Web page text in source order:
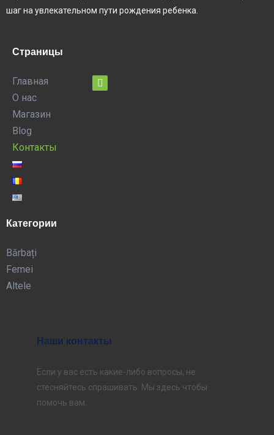
шаг на увлекательном пути рождения ребенка.
Страницы
Главная
О нас
Магазин
Blog
Контакты
Категории
Bărbați
Femei
Altele
Наши контакты
Если у вас есть какие-либо вопросы, не
стесняйтесь спрашивать. Мы здесь чтобы